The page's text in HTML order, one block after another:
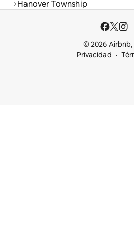
Hanover Township
© 2026 Airbnb,
Privacidad